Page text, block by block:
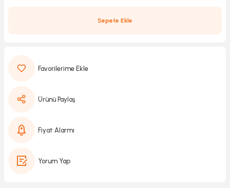
ve Bisiklet
Sepete Ekle
Ürünü Paylaş
Fiyat Alarmı
Yorum Yap